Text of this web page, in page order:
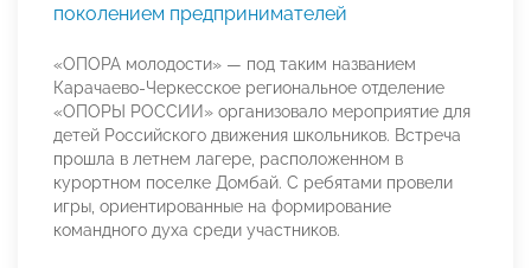
поколением предпринимателей
«ОПОРА молодости» — под таким названием
Карачаево-Черкесское региональное отделение
«ОПОРЫ РОССИИ» организовало мероприятие для
детей Российского движения школьников. Встреча
прошла в летнем лагере, расположенном в
курортном поселке Домбай. С ребятами провели
игры, ориентированные на формирование
командного духа среди участников.